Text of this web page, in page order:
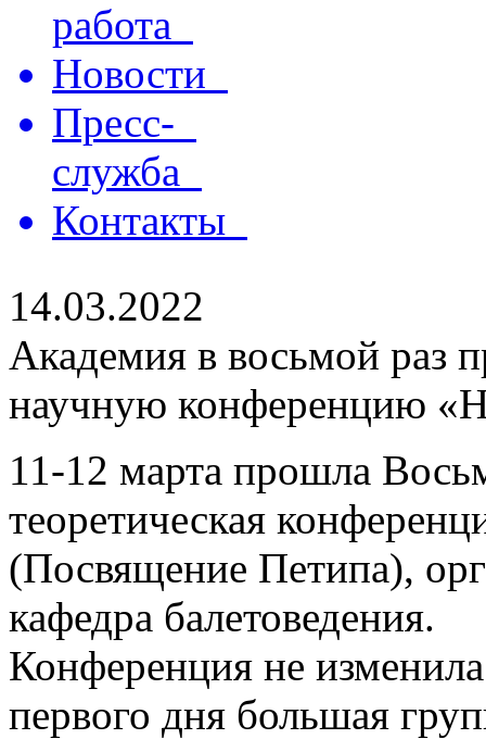
работа
Новости
Пресс-
служба
Контакты
14.03.2022
Академия в восьмой раз
научную конференцию
11-12 марта прошла
теоретическая
(Посвящение Петипа),
кафедра балетоведения.
Конференция не
первого дня большая